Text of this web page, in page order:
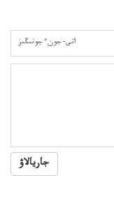
جاريالاۋ